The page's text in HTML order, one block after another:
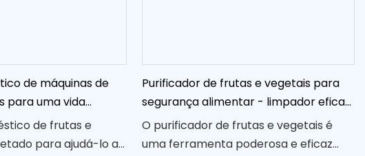
de máquinas de
para uma vida
de frutas e
para ajudá-lo a
Purificador de frutas e vegetais para
segurança alimentar - limpador eficaz
de produtos
O purificador de frutas e vegetais é
uma ferramenta poderosa e eficaz